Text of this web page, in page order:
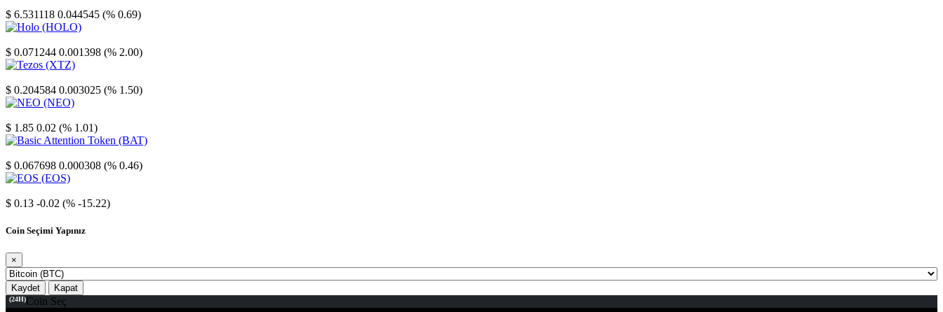
$ 6.531118 0.044545 (% 0.69)
$ 0.071244 0.001398 (% 2.00)
$ 0.204584 0.003025 (% 1.50)
$ 1.85 0.02 (% 1.01)
$ 0.067698 0.000308 (% 0.46)
$ 0.13 -0.02 (% -15.22)
Coin Seçimi Yapınız
×
Kaydet Kapat
(24H)Coin Seç